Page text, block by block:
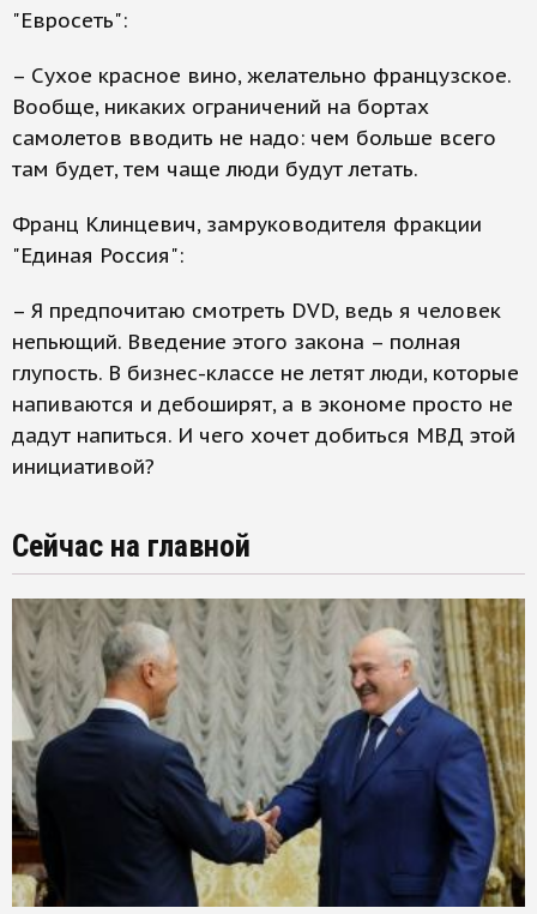
"Евросеть":
– Сухое красное вино, желательно французское.
Вообще, никаких ограничений на бортах
самолетов вводить не надо: чем больше всего
там будет, тем чаще люди будут летать.
Франц Клинцевич, замруководителя фракции
"Единая Россия":
– Я предпочитаю смотреть DVD, ведь я человек
непьющий. Введение этого закона – полная
глупость. В бизнес-классе не летят люди, которые
напиваются и дебоширят, а в экономе просто не
дадут напиться. И чего хочет добиться МВД этой
инициативой?
Сейчас на главной